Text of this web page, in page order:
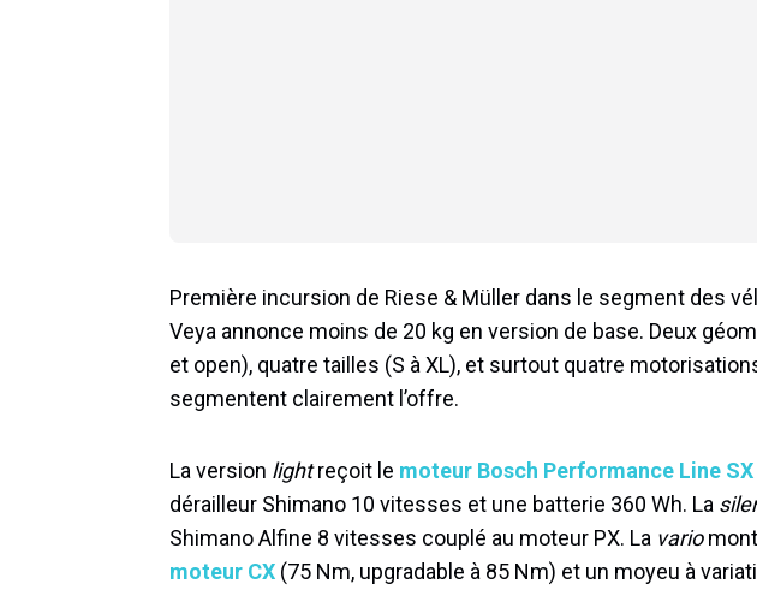
Première incursion de Riese & Müller dans le segment des
Veya annonce moins de 20 kg en version de base. Deux
et open), quatre tailles (S à XL), et surtout quatre
segmentent clairement l’offre.
La version lightreçoit le moteur Bosch Performance Line SX
dérailleur Shimano 10 vitesses et une batterie 360 Wh. La
Shimano Alfine 8 vitesses couplé au moteur PX. La vario
moteur CX (75 Nm, upgradable à 85 Nm) et un moyeu à